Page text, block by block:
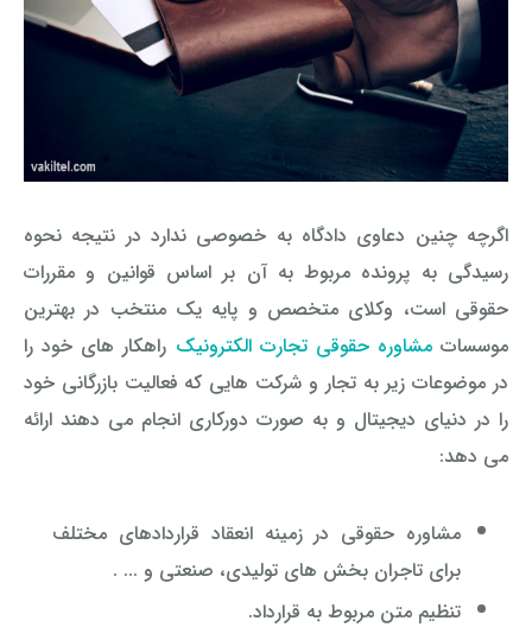
اگرچه چنین دعاوی دادگاه به خصوصی ندارد در نتیجه نحوه
رسیدگی به پرونده مربوط به آن بر اساس قوانین و مقررات
حقوقی است، وکلای متخصص و پایه یک منتخب در بهترین
موسساتمشاوره حقوقی تجارت الکترونیک راهکار های خود را
در موضوعات زیر به تجار و شرکت هایی که فعالیت بازرگانی خود
را در دنیای دیجیتال و به صورت دورکاری انجام می دهند ارائه
می دهد:
مشاوره حقوقی در زمینه انعقاد قراردادهای مختلف
برای تاجران بخش های تولیدی، صنعتی و ... .
تنظیم متن مربوط به قرارداد.